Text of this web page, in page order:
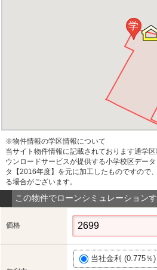
学
※物件情報の学区情報について
当サイト物件情報に記載されております通学
ウンロードサービスが提供する小学校区デー
タ【2016年度】を元に加工したものですので
る場合がございます。
この物件でローンシミュレーション
価格
当社金利 (0.775％)